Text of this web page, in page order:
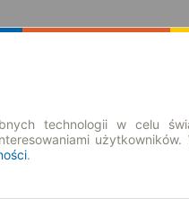
technologii w celu
.